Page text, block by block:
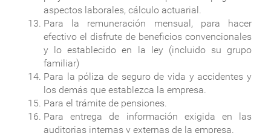
aspectos laborales, cálculo actuarial.
Para la remuneración mensual, para hacer
efectivo el disfrute de beneficios convencionales
y lo establecido en la ley (incluido su grupo
familiar)
Para la póliza de seguro de vida y accidentes y
los demás que establezca la empresa.
Para el trámite de pensiones.
Para entrega de información exigida en las
auditorias internas y externas de la empresa.